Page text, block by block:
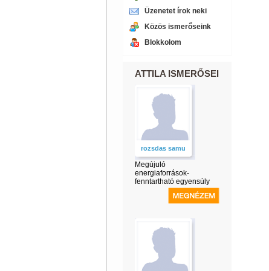
Üzenetet írok neki
Közös ismerőseink
Blokkolom
ATTILA ISMERŐSEI
rozsdas samu
Megújuló
energiaforrások-
fenntartható egyensúly